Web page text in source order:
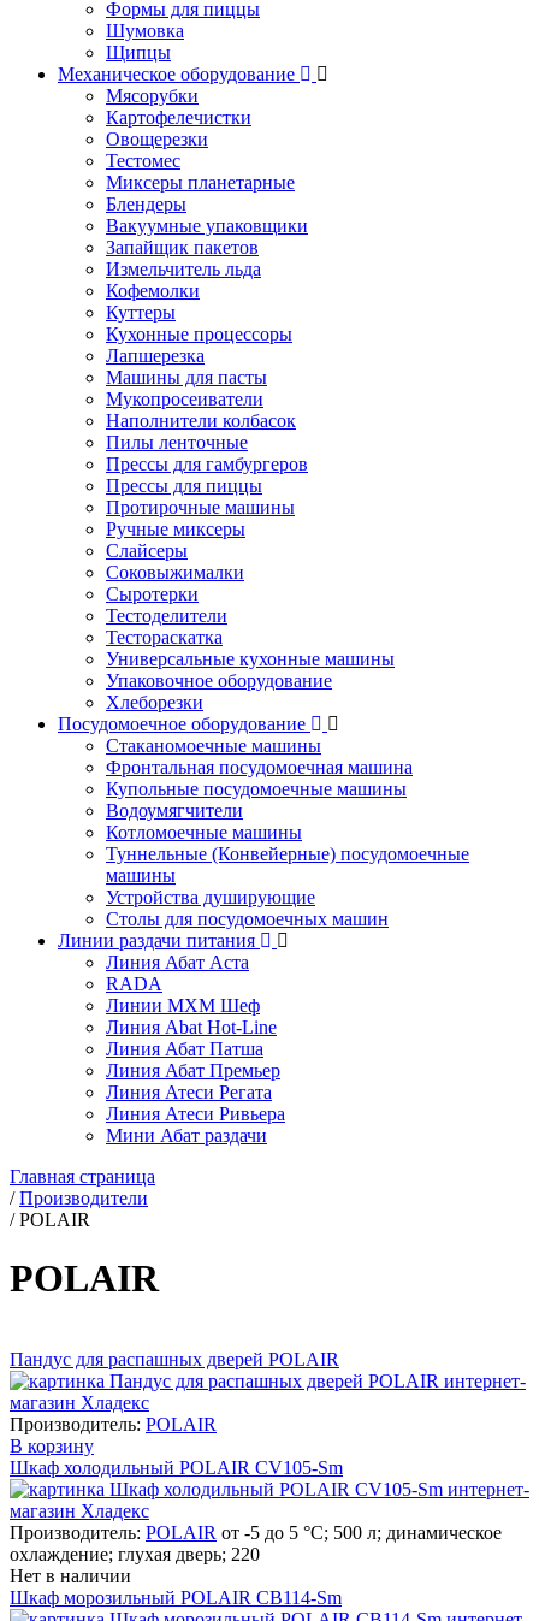
Формы для пиццы
Шумовка
Щипцы
Механическое оборудование
Мясорубки
Картофелечистки
Овощерезки
Тестомес
Миксеры планетарные
Блендеры
Вакуумные упаковщики
Запайщик пакетов
Измельчитель льда
Кофемолки
Куттеры
Кухонные процессоры
Лапшерезка
Машины для пасты
Мукопросеиватели
Наполнители колбасок
Пилы ленточные
Прессы для гамбургеров
Прессы для пиццы
Протирочные машины
Ручные миксеры
Слайсеры
Соковыжималки
Сыротерки
Тестоделители
Тестораскатка
Универсальные кухонные машины
Упаковочное оборудование
Хлеборезки
Посудомоечное оборудование
Стаканомоечные машины
Фронтальная посудомоечная машина
Купольные посудомоечные машины
Водоумягчители
Котломоечные машины
Туннельные (Конвейерные) посудомоечные
машины
Устройства душирующие
Столы для посудомоечных машин
Линии раздачи питания
Линия Абат Аста
RADA
Линии МХМ Шеф
Линия Abat Hot-Line
Линия Абат Патша
Линия Абат Премьер
Линия Атеси Регата
Линия Атеси Ривьера
Мини Абат раздачи
Главная страница
/Производители
/POLAIR
POLAIR
Пандус для распашных дверей POLAIR
Производитель: POLAIR
В корзину
Шкаф холодильный POLAIR CV105-Sm
Производитель: POLAIR от -5 до 5 °C; 500 л; динамическое
охлаждение; глухая дверь; 220
Нет в наличии
Шкаф морозильный POLAIR CB114-Sm